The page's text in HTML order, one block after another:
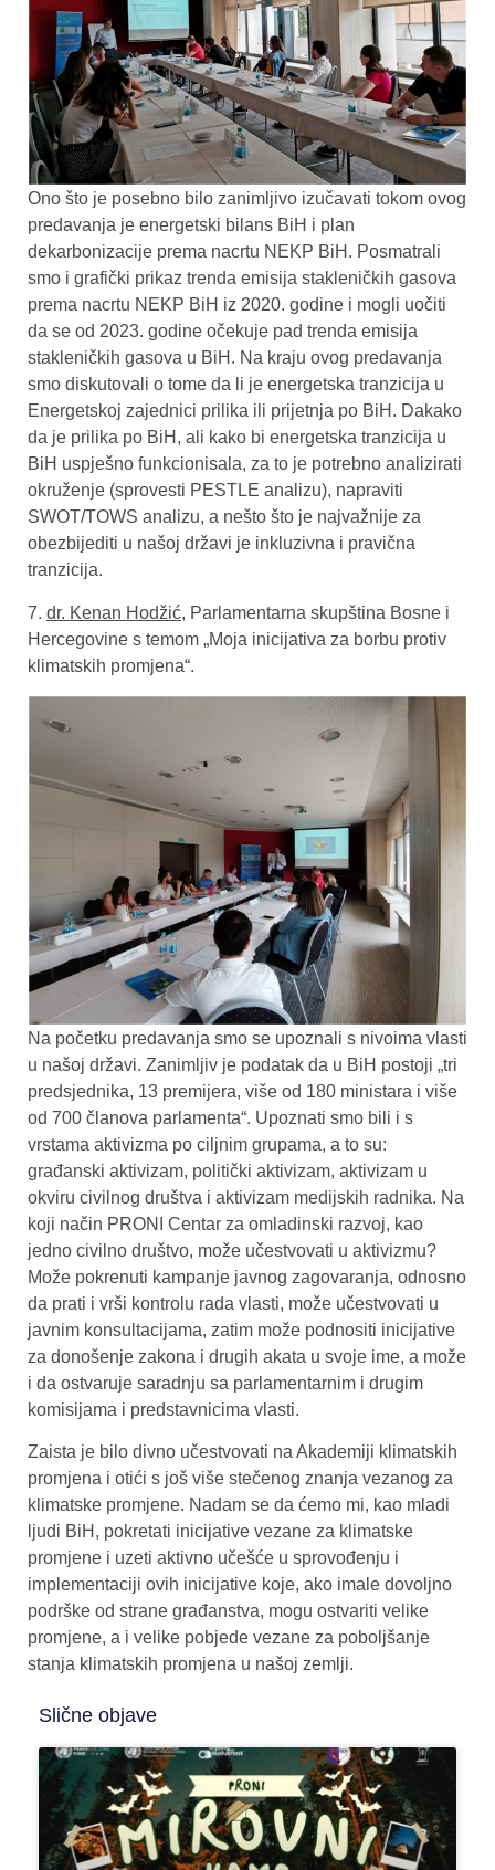
Ono što je posebno bilo zanimljivo izučavati tokom ovog
predavanja je energetski bilans BiH i plan
dekarbonizacije prema nacrtu NEKP BiH. Posmatrali
smo i grafički prikaz trenda emisija stakleničkih gasova
prema nacrtu NEKP BiH iz 2020. godine i mogli uočiti
da se od 2023. godine očekuje pad trenda emisija
stakleničkih gasova u BiH. Na kraju ovog predavanja
smo diskutovali o tome da li je energetska tranzicija u
Energetskoj zajednici prilika ili prijetnja po BiH. Dakako
da je prilika po BiH, ali kako bi energetska tranzicija u
BiH uspješno funkcionisala, za to je potrebno analizirati
okruženje (sprovesti PESTLE analizu), napraviti
SWOT/TOWS analizu, a nešto što je najvažnije za
obezbijediti u našoj državi je inkluzivna i pravična
tranzicija.
7. dr. Kenan Hodžić, Parlamentarna skupština Bosne i
Hercegovine s temom „Moja inicijativa za borbu protiv
klimatskih promjena“.
Na početku predavanja smo se upoznali s nivoima vlasti
u našoj državi. Zanimljiv je podatak da u BiH postoji „tri
predsjednika, 13 premijera, više od 180 ministara i više
od 700 članova parlamenta“. Upoznati smo bili i s
vrstama aktivizma po ciljnim grupama, a to su:
građanski aktivizam, politički aktivizam, aktivizam u
okviru civilnog društva i aktivizam medijskih radnika. Na
koji način PRONI Centar za omladinski razvoj, kao
jedno civilno društvo, može učestvovati u aktivizmu?
Može pokrenuti kampanje javnog zagovaranja, odnosno
da prati i vrši kontrolu rada vlasti, može učestvovati u
javnim konsultacijama, zatim može podnositi inicijative
za donošenje zakona i drugih akata u svoje ime, a može
i da ostvaruje saradnju sa parlamentarnim i drugim
komisijama i predstavnicima vlasti.
Zaista je bilo divno učestvovati na Akademiji klimatskih
promjena i otići s još više stečenog znanja vezanog za
klimatske promjene. Nadam se da ćemo mi, kao mladi
ljudi BiH, pokretati inicijative vezane za klimatske
promjene i uzeti aktivno učešće u sprovođenju i
implementaciji ovih inicijative koje, ako imale dovoljno
podrške od strane građanstva, mogu ostvariti velike
promjene, a i velike pobjede vezane za poboljšanje
stanja klimatskih promjena u našoj zemlji.
Slične objave